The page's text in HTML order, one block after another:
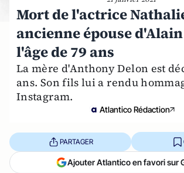
Mort de l'actrice
ancienne épouse
l'âge de 79 ans
La mère d'Anthony Delon est
ans. Son fils lui a rendu
Instagram.
Atlantico Rédaction
PARTAGER
Ajouter Atlantico en favori sur